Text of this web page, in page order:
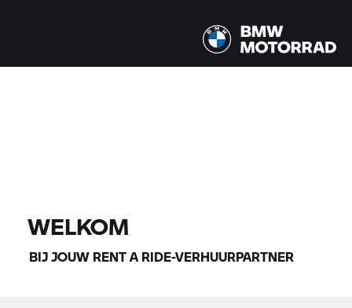
WELKOM
BIJ JOUW RENT A RIDE-VERHUURPARTNER